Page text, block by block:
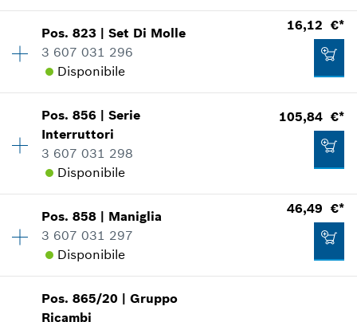
77,27 €*
Inclusa IVA
Mostrare nell'illustrazione
62,55 €*
Disponibilità 1
Gruppo prezzo
Informazioni parti di ricambio
Applicazione del ricambio
Mostrare nell'illustrazione
7,56 €*
Aggiungere al carrello
Pos.823 |Set Di Molle
3 607 031 296
Disponibile
16,12 €*
Disponibilità 1
Gruppo prezzo
Informazioni parti di ricambio
Applicazione del ricambio
Mostrare nell'illustrazione
16,12 €*
Pos.856 |Serie
Interruttori
3 607 031 298
Disponibile
105,84 €*
Disponibilità 1
Gruppo prezzo
Informazioni parti di ricambio
Applicazione del ricambio
Mostrare nell'illustrazione
Pos.858 | Maniglia
3 607 031 297
Disponibile
46,49 €*
Disponibilità 1
Pos.865/20 |Gruppo
Ricambi